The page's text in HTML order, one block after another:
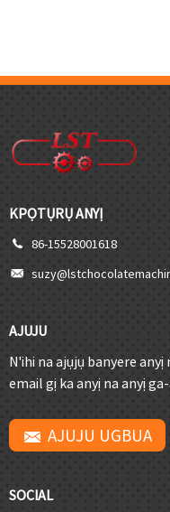
KPỌTỤRỤ ANYỊ
86-15528001618
AJUJU
N'ihi na ajụjụ banyere
email gị ka anyị na anyị
AJUJU UGBUA
SOCIAL